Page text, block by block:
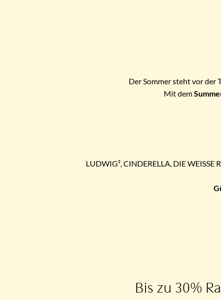
Der Sommer steht vor der
Mit dem
LUDWIG², CINDERELLA, DIE
Bis zu 30%